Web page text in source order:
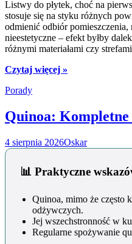
Listwy do płytek, choć na
stosuje się na styku różnych
odmienić odbiór pomieszczenia,
nieestetyczne – efekt byłby
różnymi materiałami czy
Czytaj więcej »
Porady
Quinoa:
4 sierpnia 2026Oskar
📊 Praktyczne
Quinoa, mimo że często
odżywczych.
Jej wszechstronność w
Regularne spożywanie